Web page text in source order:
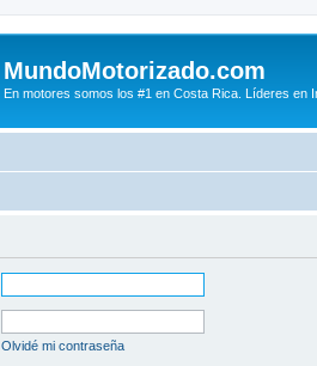
MundoMotorizado.com
En motores somos los #1 en Costa Rica. Líderes en
Olvidé mi contraseña